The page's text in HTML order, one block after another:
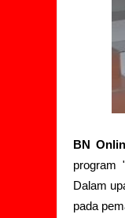
BN
program
Dalam
pada